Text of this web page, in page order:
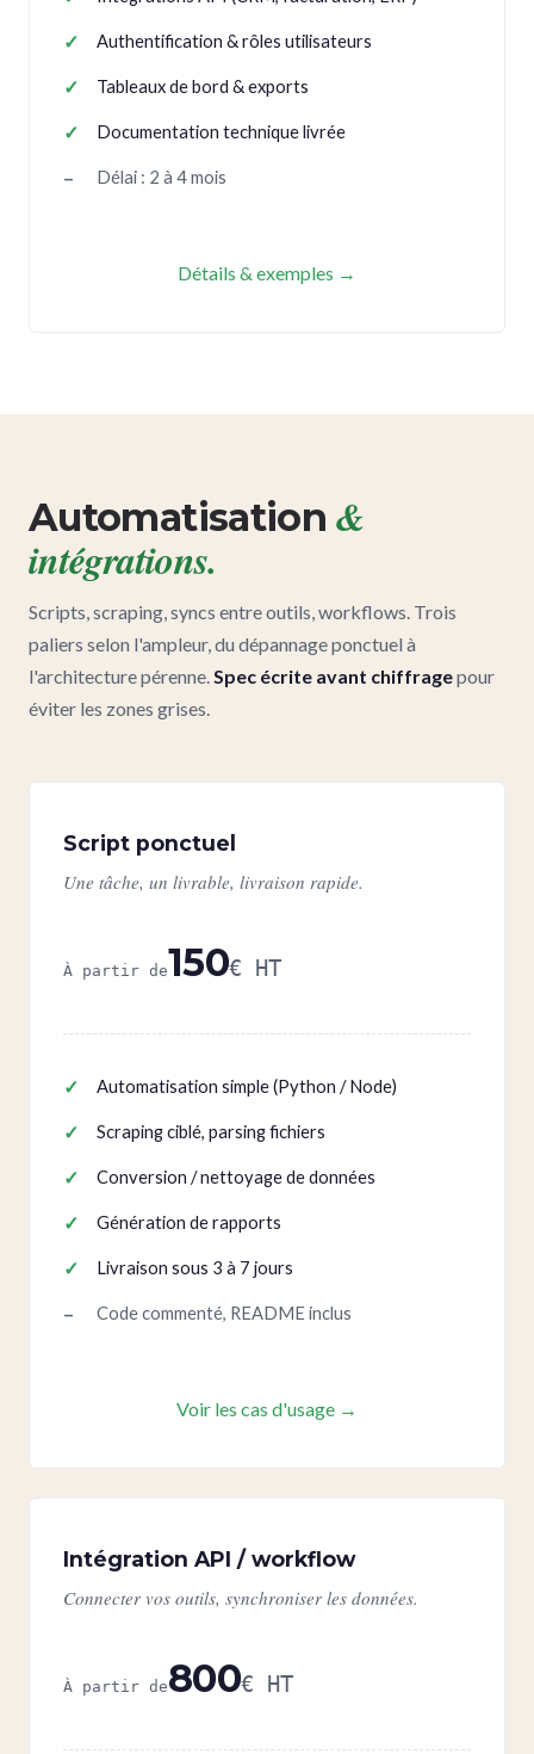
Authentification & rôles utilisateurs
Tableaux de bord & exports
Documentation technique livrée
Délai : 2 à 4 mois
Détails & exemples →
Automatisation&
intégrations.
Scripts, scraping, syncs entre outils, workflows. Trois
paliers selon l'ampleur, du dépannage ponctuel à
l'architecture pérenne.Spec écrite avant chiffragepour
éviter les zones grises.
Script ponctuel
Une tâche, un livrable, livraison rapide.
À partir de150€ HT
Automatisation simple (Python / Node)
Scraping ciblé, parsing fichiers
Conversion / nettoyage de données
Génération de rapports
Livraison sous 3 à 7 jours
Code commenté, README inclus
Voir les cas d'usage →
Intégration API / workflow
Connecter vos outils, synchroniser les données.
À partir de800€ HT